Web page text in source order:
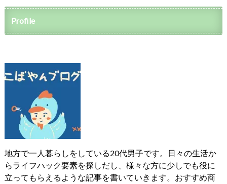
Profile
地方で一人暮らしをしている20代男子です。日々の生活か
らライフハック要素を探しだし、様々な方に少しでも役に
立ってもらえるような記事を書いていきます。おすすめ商